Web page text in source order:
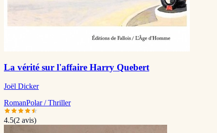
La vérité sur l'affaire Harry Quebert
Joël Dicker
RomanPolar / Thriller
4.5(2 avis)